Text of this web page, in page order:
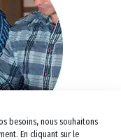
besoins, nous souhaitons
En cliquant sur le
de bains PMR
Douche PMR
Douche à l’italienne PMR
Douche Siège PMR
Baignoire combinée PMR
de bains Sénior
Douche Sénior
Douche à l’italienne sénior
Lavabo et vasque Sénior
d’appui
de tout le
Cuisine PMR
Déplacement